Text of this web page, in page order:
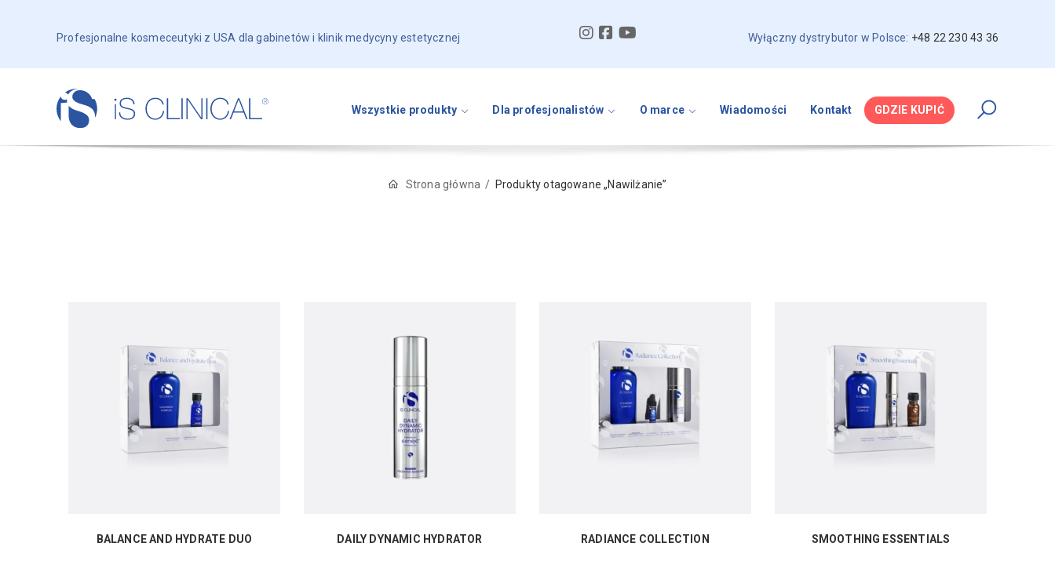
Profesjonalne kosmeceutyki z USA dla gabinetów i klinik medycyny estetycznej Wyłączny dystrybutor w Polsce: +48 22 230 43 36
Wszystkie produkty Dla profesjonalistów O marce Wiadomości Kontakt GDZIE KUPIĆ
Strona główna Produkty otagowane „Nawilżanie”
BALANCE AND HYDRATE DUO DAILY DYNAMIC HYDRATOR RADIANCE COLLECTION SMOOTHING ESSENTIALS